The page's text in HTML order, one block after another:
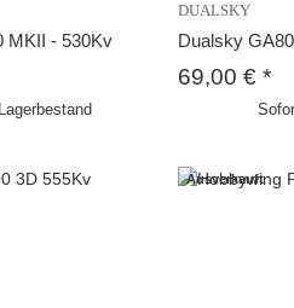
MKII - 530Kv
DUALSKY
Dualsky
69,00 €*
Ausverkauft